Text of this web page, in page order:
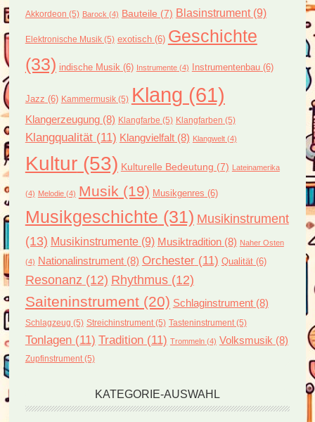
Akkordeon (5) Barock (4) Bauteile (7) Blasinstrument(9)
Elektronische Musik(5) exotisch(6) Geschichte
(33) indische Musik (6) Instrumente(4) Instrumentenbau(6)
Jazz (6) Kammermusik(5) Klang (61)
Klangerzeugung(8) Klangfarbe (5) Klangfarben (5)
Klangqualität(11) Klangvielfalt(8) Klangwelt(4)
Kultur(53) Kulturelle Bedeutung (7) Lateinamerika
(4) Melodie(4) Musik (19) Musikgenres (6)
Musikgeschichte (31) Musikinstrument
(13) Musikinstrumente(9) Musiktradition(8) Naher Osten
(4) Nationalinstrument(8) Orchester(11) Qualität(6)
Resonanz (12) Rhythmus(12)
Saiteninstrument(20) Schlaginstrument(8)
Schlagzeug (5) Streichinstrument(5) Tasteninstrument(5)
Tonlagen(11) Tradition(11) Trommeln(4) Volksmusik (8)
Zupfinstrument(5)
KATEGORIE-AUSWAHL